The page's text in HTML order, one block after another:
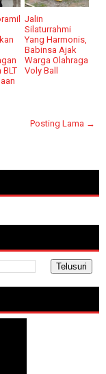
Jalin
Silaturrahmi
Yang Harmonis,
Babinsa Ajak
Warga Olahraga
Voly Ball
Posting Lama →